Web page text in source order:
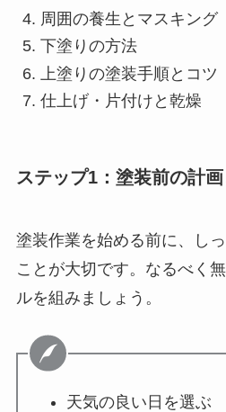
周囲の養生とマスキング
下塗りの方法
上塗りの塗装手順とコツ
仕上げ・片付けと乾燥
ステップ1：塗装前の計
塗装作業を始める前に、し
ことが大切です。なるべく
ルを組みましょう。
天気の良い日を選ぶ